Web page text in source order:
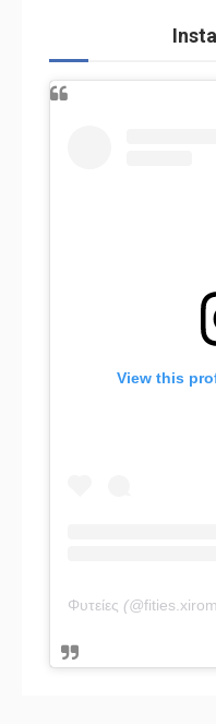
View this
Φυτείες (@